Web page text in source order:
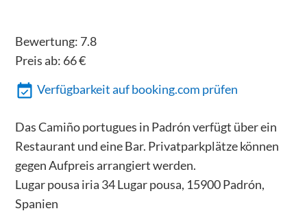
Bewertung: 7.8
Preis ab: 66€
Verfügbarkeit auf booking.com prüfen
Das Camiño portugues in Padrón verfügt über ein
Restaurant und eine Bar. Privatparkplätze können
gegen Aufpreis arrangiert werden.
Lugar pousa iria 34 Lugar pousa, 15900 Padrón,
Spanien